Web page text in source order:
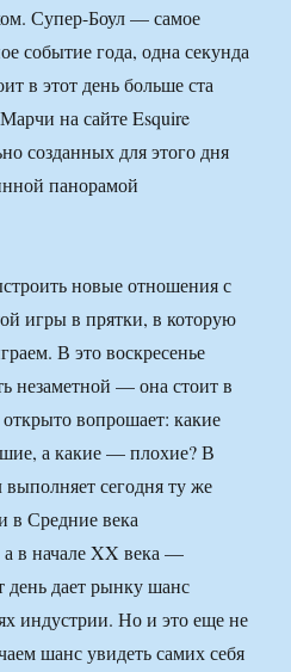
Супер-Боул — самое
событие года, одна секунда
в этот день больше ста
на сайте Esquire
созданных для этого дня
панорамой
новые отношения с
игры в прятки, в которую
В это воскресенье
незаметной — она стоит в
вопрошает: какие
а какие — плохие? В
сегодня ту же
в Средние века
а в начале XX века —
день дает рынку шанс
индустрии. Но и это еще не
шанс увидеть самих себя